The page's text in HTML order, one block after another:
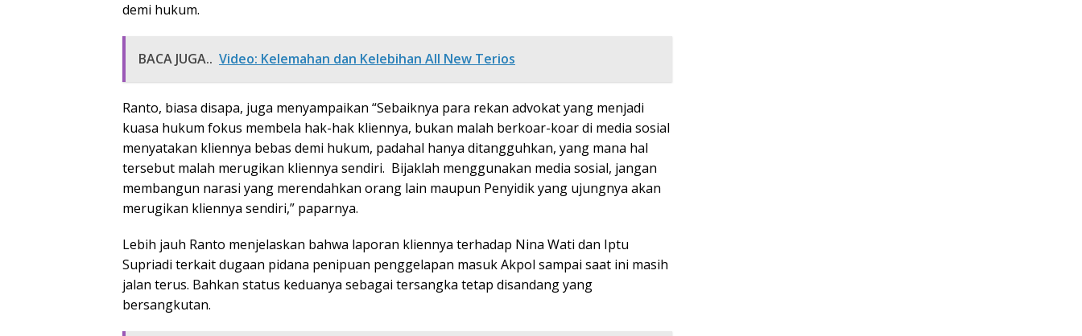
demi hukum.
BACA JUGA.. Video: Kelemahan dan Kelebihan All New Terios
Ranto, biasa disapa, juga menyampaikan “Sebaiknya para rekan advokat yang menjadi
kuasa hukum fokus membela hak-hak kliennya, bukan malah berkoar-koar di media sosial
menyatakan kliennya bebas demi hukum, padahal hanya ditangguhkan, yang mana hal
tersebut malah merugikan kliennya sendiri. Bijaklah menggunakan media sosial, jangan
membangun narasi yang merendahkan orang lain maupun Penyidik yang ujungnya akan
merugikan kliennya sendiri,” paparnya.
Lebih jauh Ranto menjelaskan bahwa laporan kliennya terhadap Nina Wati dan Iptu
Supriadi terkait dugaan pidana penipuan penggelapan masuk Akpol sampai saat ini masih
jalan terus. Bahkan status keduanya sebagai tersangka tetap disandang yang
bersangkutan.